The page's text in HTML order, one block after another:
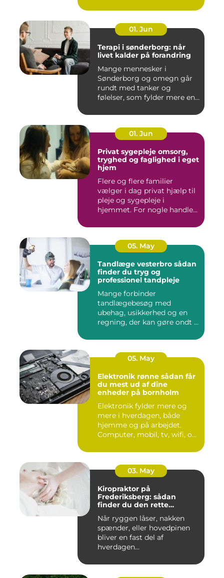
01. Jun
Terapi i sønderborg: når
livet kalder på forandring
Mange mennesker i
Sønderborg og omegn går
rundt med tanker og
følelser, som fylder mere end
01. Jun
Privat sygepleje omsorg,
tryghed og faglighed i eget
hjem
Flere og flere familier
vælger i dag privat hjælp til
pleje og sygepleje i
hjemmet. For nogle handle...
05. May
Tandlæge vesterbro sådan
finder du tryg og
professionel tandpleje
Mange forbinder
tandlægebesøg med
ubehag, usikkerhed og en
regning, der kan gøre ondt i
05. May
Elektronik rønne sådan får
du mest ud af dine
enheder på bornholm
Elektronik fylder mere og
mere i hverdagen, både
hjemme og på arbejdet.
Computer, mobil, tv, wifi, o...
03. May
Kiropraktor på
Frederiksberg: sådan
finder du den rette
Når ryggen låser, nakken
spænder, eller hovedpinen
bliver en fast del af
hverdagen...